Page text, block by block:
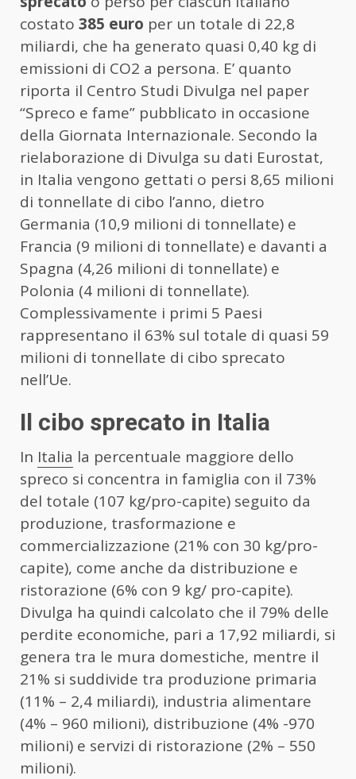
costato 385 euro per un totale di 22,8
miliardi, che ha generato quasi 0,40 kg di
emissioni di CO2 a persona. E’ quanto
riporta il Centro Studi Divulga nel paper
“Spreco e fame” pubblicato in occasione
della Giornata Internazionale. Secondo la
rielaborazione di Divulga su dati Eurostat,
in Italia vengono gettati o persi 8,65 milioni
di tonnellate di cibo l’anno, dietro
Germania (10,9 milioni di tonnellate) e
Francia (9 milioni di tonnellate) e davanti a
Spagna (4,26 milioni di tonnellate) e
Polonia (4 milioni di tonnellate).
Complessivamente i primi 5 Paesi
rappresentano il 63% sul totale di quasi 59
milioni di tonnellate di cibo sprecato
nell’Ue.
Il cibo sprecato in Italia
In Italia la percentuale maggiore dello
spreco si concentra in famiglia con il 73%
del totale (107 kg/pro-capite) seguito da
produzione, trasformazione e
commercializzazione (21% con 30 kg/pro-
capite), come anche da distribuzione e
ristorazione (6% con 9 kg/ pro-capite).
Divulga ha quindi calcolato che il 79% delle
perdite economiche, pari a 17,92 miliardi, si
genera tra le mura domestiche, mentre il
21% si suddivide tra produzione primaria
(11% – 2,4 miliardi), industria alimentare
(4% – 960 milioni), distribuzione (4% -970
milioni) e servizi di ristorazione (2% – 550
milioni).